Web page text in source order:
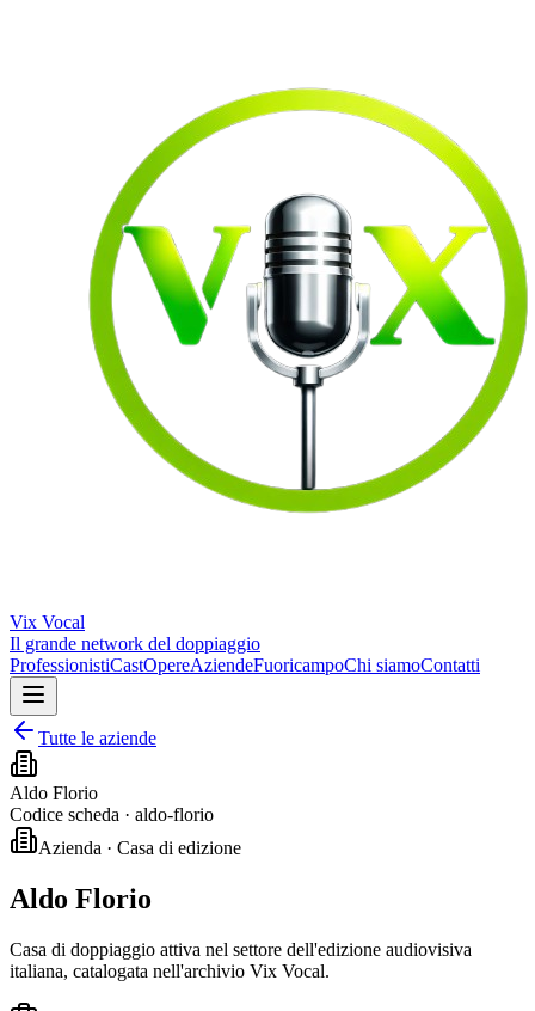
Vix Vocal
Il grande network del doppiaggio
ProfessionistiCastOpereAziendeFuoricampoChi siamoContatti
Tutte le aziende
Aldo Florio
Codice scheda · aldo-florio
Azienda · Casa di edizione
Aldo Florio
Casa di doppiaggio attiva nel settore dell'edizione audiovisiva
italiana, catalogata nell'archivio Vix Vocal.